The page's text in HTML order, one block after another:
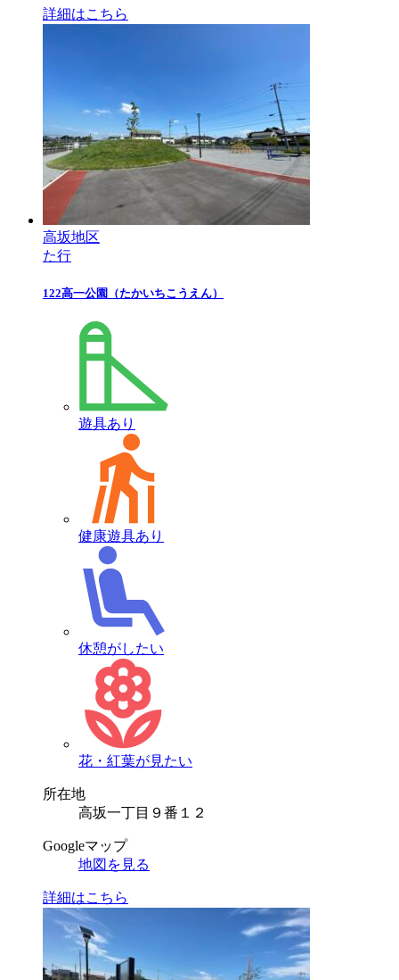
詳細はこちら
高坂地区
た行
122高一公園 （たかいちこうえん）
遊具あり
健康遊具あり
休憩がしたい
花・紅葉が見たい
所在地
高坂一丁目９番１２
Googleマップ
地図を見る
詳細はこちら